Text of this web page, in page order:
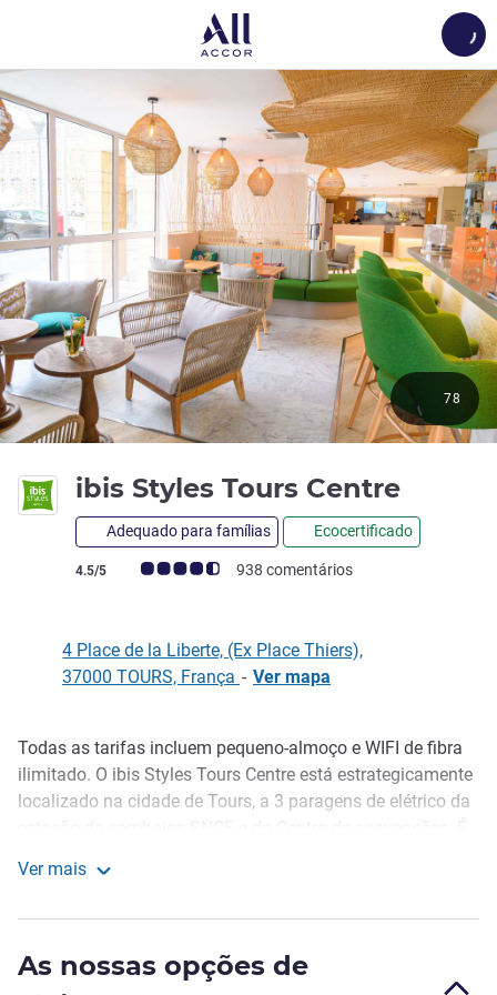
ibis Styles Tours Centre
Adequado para famílias Ecocertificado
Nota clientes Avis (Classificação ALL)
4.5/5 938 comentários
78
4 Place de la Liberte, (Ex Place Thiers),
37000 TOURS, França - Ver mapa
Descrição
Todas as tarifas incluem pequeno-almoço e WIFI de fibra
ilimitado. O ibis Styles Tours Centre está estrategicamente
localizado na cidade de Tours, a 3 paragens de elétrico da
suas joias. Deixe-nos oferecer uma estadia inesquecível
boa refeição caseira.
Ver mais
As nossas opções de